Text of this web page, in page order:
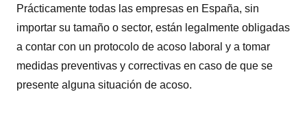
Prácticamente todas las empresas en España, sin
importar su tamaño o sector, están legalmente obligadas
a contar con un protocolo de acoso laboral y a tomar
medidas preventivas y correctivas en caso de que se
presente alguna situación de acoso.